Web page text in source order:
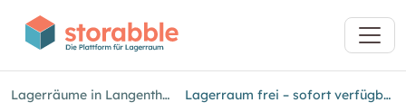
Lagerräume in Langenthal Lagerraum frei – sofort verfügbar!